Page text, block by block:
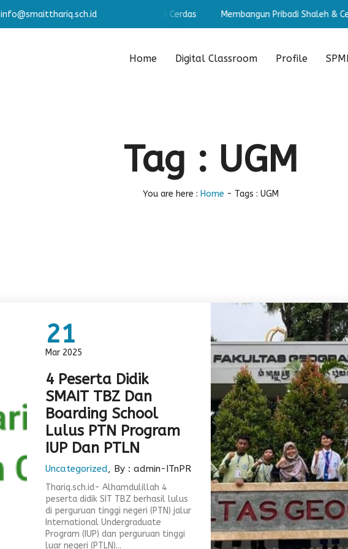
info@smaitthariq.sch.id
Membangun Pribadi Shaleh & Cerdas Membangun Pribadi Shaleh &
Home Digital Classroom Profile
Tag : UGM
You are here : Home - Tags : UGM
21
Mar 2025
4 Peserta Didik
SMAIT TBZ Dan
Boarding School
Lulus PTN Program
IUP Dan PTLN
Uncategorized, By : admin-ITnPR
Thariq.sch.id- Alhamdulillah 4
peserta didik SIT TBZ berhasil lulus
di perguruan tinggi negeri (PTN) jalur
International Undergraduate
Program (IUP) dan perguruan tinggi
luar negeri (PTLN)...